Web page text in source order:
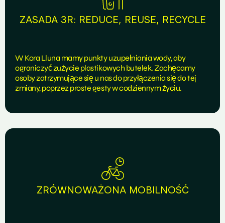
ZASADA 3R: REDUCE, REUSE, RECYCLE
W Kora Lluna mamy punkty uzupełniania wody, aby
ograniczyć zużycie plastikowych butelek. Zachęcamy
osoby zatrzymujące się u nas do przyłączenia się do tej
zmiany, poprzez proste gesty w codziennym życiu.
ZRÓWNOWAŻONA MOBILNOŚĆ